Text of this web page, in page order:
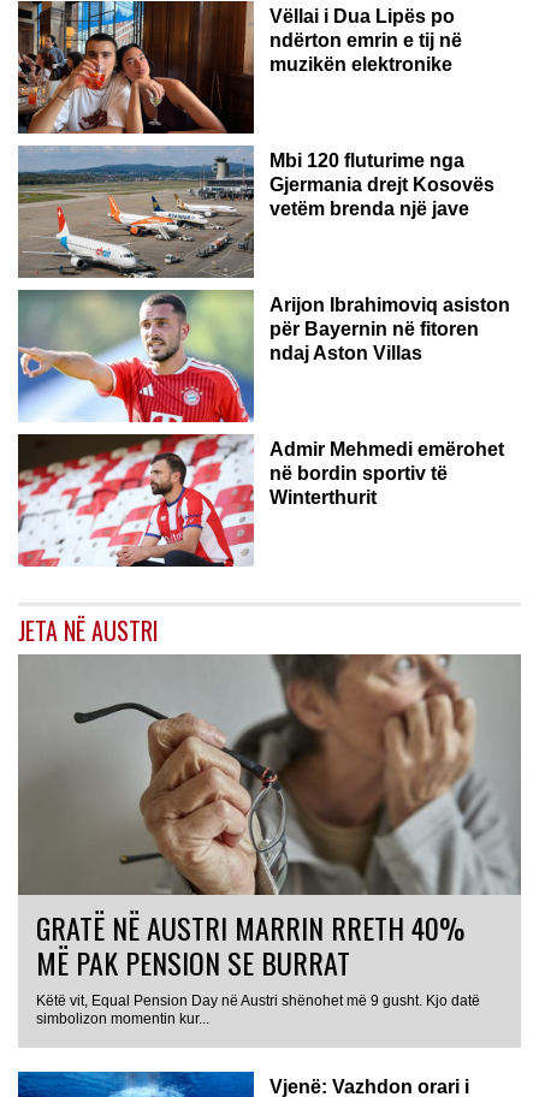
Vëllai i Dua Lipës po
ndërton emrin e tij në
muzikën elektronike
GJERMANI
Mbi 120 fluturime nga
Gjermania drejt Kosovës
vetëm brenda një jave
Arijon Ibrahimoviq asiston
për Bayernin në fitoren
ndaj Aston Villas
ZVICËR
Admir Mehmedi emërohet
në bordin sportiv të
Winterthurit
JETA NË AUSTRI
GRATË NË AUSTRI MARRIN RRETH 40%
MË PAK PENSION SE BURRAT
Këtë vit, Equal Pension Day në Austri shënohet më 9 gusht. Kjo datë
simbolizon momentin kur...
Vjenë: Vazhdon orari i